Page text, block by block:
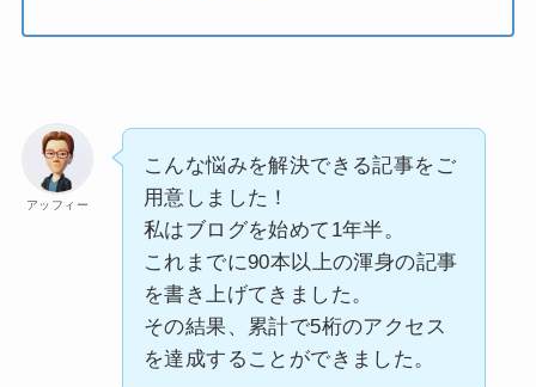
アッフィー
こんな悩みを解決できる記事をご
用意しました！
私はブログを始めて1年半。
これまでに90本以上の渾身の記事
を書き上げてきました。
その結果、累計で5桁のアクセス
を達成することができました。